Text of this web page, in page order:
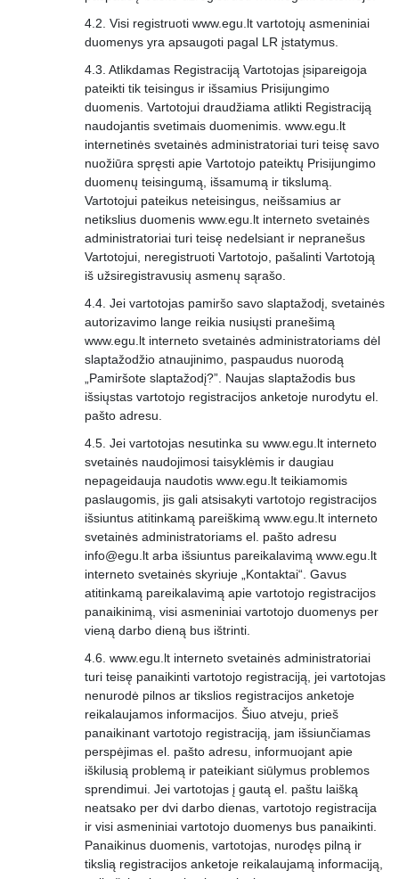
Visi registruoti www.egu.lt vartotojų asmeniniai
duomenys yra apsaugoti pagal LR įstatymus.
Atlikdamas Registraciją Vartotojas įsipareigoja
pateikti tik teisingus ir išsamius Prisijungimo
duomenis. Vartotojui draudžiama atlikti Registraciją
naudojantis svetimais duomenimis. www.egu.lt
internetinės svetainės administratoriai turi teisę savo
nuožiūra spręsti apie Vartotojo pateiktų Prisijungimo
duomenų teisingumą, išsamumą ir tikslumą.
Vartotojui pateikus neteisingus, neišsamius ar
netikslius duomenis www.egu.lt interneto svetainės
administratoriai turi teisę nedelsiant ir nepranešus
Vartotojui, neregistruoti Vartotojo, pašalinti Vartotoją
iš užsiregistravusių asmenų sąrašo.
Jei vartotojas pamiršo savo slaptažodį, svetainės
autorizavimo lange reikia nusiųsti pranešimą
www.egu.lt interneto svetainės administratoriams dėl
slaptažodžio atnaujinimo, paspaudus nuorodą
„Pamiršote slaptažodį?”. Naujas slaptažodis bus
išsiųstas vartotojo registracijos anketoje nurodytu el.
pašto adresu.
Jei vartotojas nesutinka su www.egu.lt interneto
svetainės naudojimosi taisyklėmis ir daugiau
nepageidauja naudotis www.egu.lt teikiamomis
paslaugomis, jis gali atsisakyti vartotojo registracijos
išsiuntus atitinkamą pareiškimą www.egu.lt interneto
svetainės administratoriams el. pašto adresu
info@egu.lt arba išsiuntus pareikalavimą www.egu.lt
interneto svetainės skyriuje „Kontaktai“. Gavus
atitinkamą pareikalavimą apie vartotojo registracijos
panaikinimą, visi asmeniniai vartotojo duomenys per
vieną darbo dieną bus ištrinti.
www.egu.lt interneto svetainės administratoriai
turi teisę panaikinti vartotojo registraciją, jei vartotojas
nenurodė pilnos ar tikslios registracijos anketoje
reikalaujamos informacijos. Šiuo atveju, prieš
panaikinant vartotojo registraciją, jam išsiunčiamas
perspėjimas el. pašto adresu, informuojant apie
iškilusią problemą ir pateikiant siūlymus problemos
sprendimui. Jei vartotojas į gautą el. paštu laišką
neatsako per dvi darbo dienas, vartotojo registracija
ir visi asmeniniai vartotojo duomenys bus panaikinti.
Panaikinus duomenis, vartotojas, nurodęs pilną ir
tikslią registracijos anketoje reikalaujamą informaciją,